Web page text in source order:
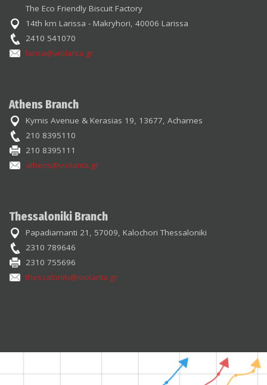
The Eco Friendly Biscuit Factory
14th km Larissa - Makryhori, 40006 Larissa
2410 541070
larisa@violanta.gr
Athens Branch
Kymis Avenue & Kerasias 19, 13677, Acharnes
210 8395110
210 8395111
athens@violanta.gr
Thessaloniki Branch
Papadiamanti 21, 57009, Kalochori Thessaloniki
2310 789646
2310 755696
thessaloniki@violanta.gr